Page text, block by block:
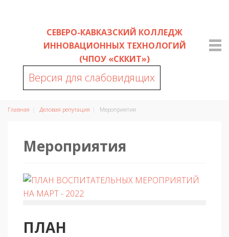
СЕВЕРО-КАВКАЗСКИЙ КОЛЛЕДЖ
ИННОВАЦИОННЫХ ТЕХНОЛОГИЙ
(ЧПОУ «СККИТ»)
Версия для слабовидящих
Главная Деловая репутация Мероприятия
Мероприятия
ПЛАН